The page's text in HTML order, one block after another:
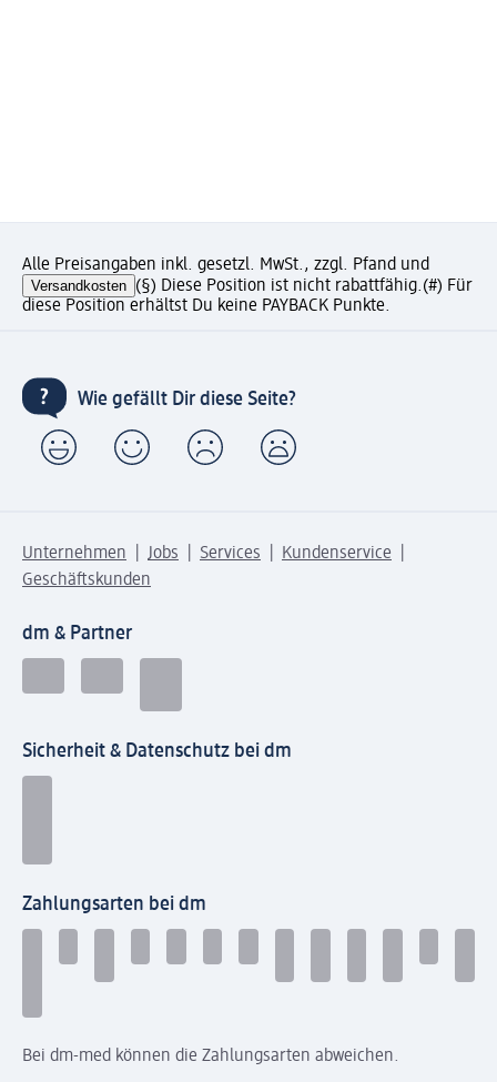
Alle Preisangaben inkl. gesetzl. MwSt., zzgl. Pfand und
Versandkosten (§) Diese Position ist nicht rabattfähig.(#) Für
diese Position erhältst Du keine PAYBACK Punkte.
Wie gefällt Dir diese Seite?
Unternehmen Jobs Services
Kundenservice
Geschäftskunden
dm & Partner
Sicherheit & Datenschutz bei dm
Zahlungsarten bei dm
Bei dm-med können die Zahlungsarten abweichen.